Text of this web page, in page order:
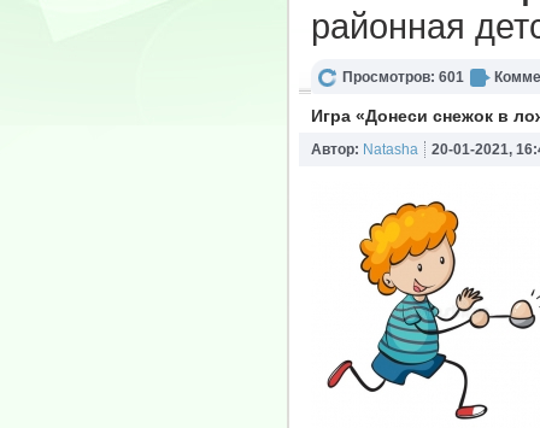
районная
Просмотров: 601
Игра «Донеси снежок в
Автор: Natasha 20-01-2021,